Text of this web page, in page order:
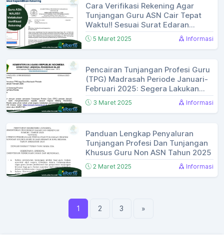
Cara Verifikasi Rekening Agar
Tunjangan Guru ASN Cair Tepat
Waktu!! Sesuai Surat Edaran
Kemendikdasmen
5 Maret 2025 Informasi
Pencairan Tunjangan Profesi Guru
(TPG) Madrasah Periode Januari-
Februari 2025: Segera Lakukan
Penyesuaian Data!
3 Maret 2025 Informasi
Panduan Lengkap Penyaluran
Tunjangan Profesi Dan Tunjangan
Khusus Guru Non ASN Tahun 2025
2 Maret 2025 Informasi
1 2 3 »